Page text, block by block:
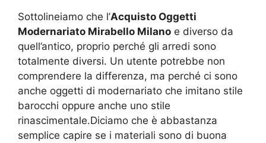
Sottolineiamo che l’Acquisto Oggetti
Modernariato Mirabello Milano e diverso da
quell’antico, proprio perché gli arredi sono
totalmente diversi. Un utente potrebbe non
comprendere la differenza, ma perché ci sono
anche oggetti di modernariato che imitano stile
barocchi oppure anche uno stile
rinascimentale.Diciamo che è abbastanza
semplice capire se i materiali sono di buona